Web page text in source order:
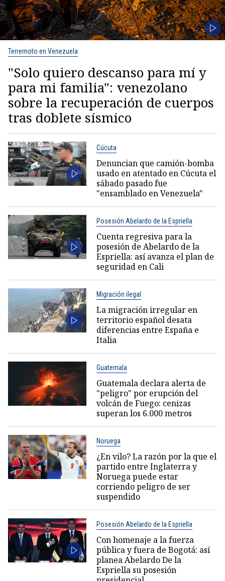
Terremoto en Venezuela
"Solo quiero descanso para mí y
para mi familia": venezolano
sobre la recuperación de cuerpos
tras doblete sísmico
Cúcuta
Denuncian que camión-bomba
usado en atentado en Cúcuta el
sábado pasado fue
"ensamblado en Venezuela"
Posesión Abelardo de la Espriella
Cuenta regresiva para la
posesión de Abelardo de la
Espriella: así avanza el plan de
seguridad en Cali
Migración ilegal
La migración irregular en
territorio español desata
diferencias entre España e
Italia
Guatemala
Guatemala declara alerta de
"peligro" por erupción del
volcán de Fuego: cenizas
superan los 6.000 metros
Noruega
¿En vilo? La razón por la que el
partido entre Inglaterra y
Noruega puede estar
corriendo peligro de ser
suspendido
Posesión Abelardo de la Espriella
Con homenaje a la fuerza
pública y fuera de Bogotá: así
planea Abelardo De la
Espriella su posesión